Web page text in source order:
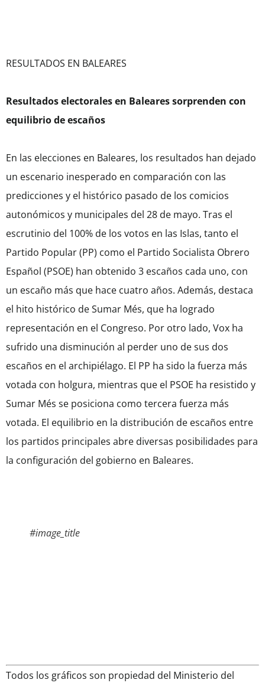
RESULTADOS EN BALEARES
Resultados electorales en Baleares sorprenden con
equilibrio de escaños
En las elecciones en Baleares, los resultados han dejado
un escenario inesperado en comparación con las
predicciones y el histórico pasado de los comicios
autonómicos y municipales del 28 de mayo. Tras el
escrutinio del 100% de los votos en las Islas, tanto el
Partido Popular (PP) como el Partido Socialista Obrero
Español (PSOE) han obtenido 3 escaños cada uno, con
un escaño más que hace cuatro años. Además, destaca
el hito histórico de Sumar Més, que ha logrado
representación en el Congreso. Por otro lado, Vox ha
sufrido una disminución al perder uno de sus dos
escaños en el archipiélago. El PP ha sido la fuerza más
votada con holgura, mientras que el PSOE ha resistido y
Sumar Més se posiciona como tercera fuerza más
votada. El equilibrio en la distribución de escaños entre
los partidos principales abre diversas posibilidades para
la configuración del gobierno en Baleares.
#image_title
Todos los gráficos son propiedad del Ministerio del